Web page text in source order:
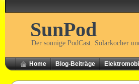
SunPod
Der sonnige PodCast: Solarkocher
Home Blog-Beiträge